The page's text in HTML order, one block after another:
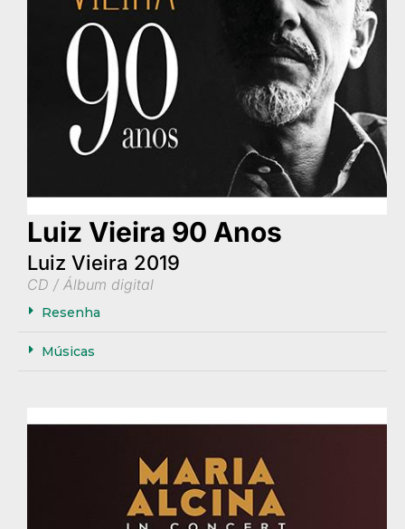
Luiz Vieira 90 Anos
Luiz Vieira 2019
CD / Álbum digital
Resenha
Músicas